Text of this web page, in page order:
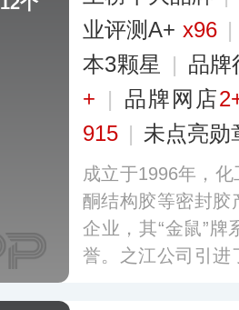
业评测A+ x96 |
本3颗星
| 品牌
+ | 品牌网店
915 | 未点亮勋
成立于1996年，
酮结构胶等密封胶
企业，其“金鼠”
誉。之江公司引进